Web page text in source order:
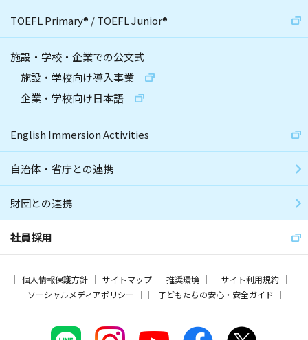
TOEFL Primary® /TOEFL Junior®
施設・学校・企業での公文式
施設・学校向け導入事業
企業・学校向け日本語
English Immersion Activities
自治体・省庁との連携
財団との連携
社員採用
個人情報保護方針 サイトマップ 推奨環境
サイト利用規約
ソーシャルメディアポリシー
子どもたちの安心・安全ガイド